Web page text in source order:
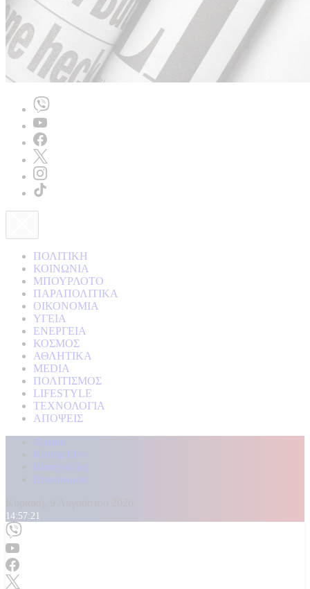
ΠΟΛΙΤΙΚΗ
ΚΟΙΝΩΝΙΑ
ΜΠΟΥΡΛΟΤΟ
ΠΑΡΑΠΟΛΙΤΙΚΑ
ΟΙΚΟΝΟΜΙΑ
ΥΓΕΙΑ
ΕΝΕΡΓΕΙΑ
ΚΟΣΜΟΣ
ΑΘΛΗΤΙΚΑ
MEDIA
ΠΟΛΙΤΙΣΜΟΣ
LIFESTYLE
ΤΕΧΝΟΛΟΓΙΑ
ΑΠΟΨΕΙΣ
Αρχική
Kontra Live
Καταγγελίες
Επικοινωνία
14:57:23